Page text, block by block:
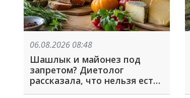
06.08.2026 08:48
Шашлык и майонез под
запретом? Диетолог
рассказала, что нельзя есть
в жару